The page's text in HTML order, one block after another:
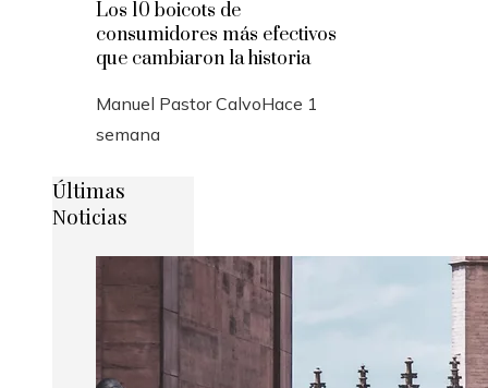
Los 10 boicots de
consumidores más efectivos
que cambiaron la historia
Manuel Pastor CalvoHace 1
semana
Últimas
Noticias